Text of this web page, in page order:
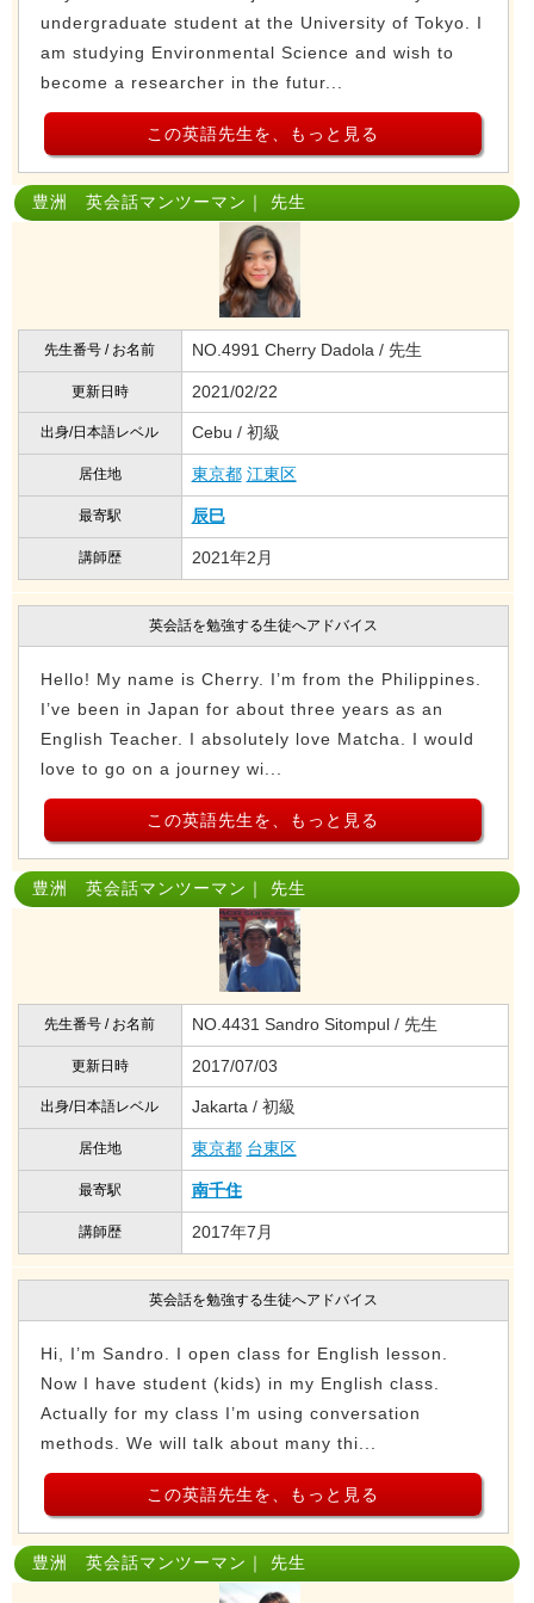
undergraduate student at the University of Tokyo. I
am studying Environmental Science and wish to
become a researcher in the futur...
この英語先生を、もっと見る
豊洲 英会話マンツーマン｜ 先生
先生番号 / お名前 NO.4991 Cherry Dadola / 先生
更新日時 2021/02/22
出身/日本語レベル Cebu / 初級
居住地 東京都 江東区
最寄駅 辰巳
講師歴 2021年2月
英会話を勉強する生徒へアドバイス
Hello! My name is Cherry. I’m from the Philippines.
I’ve been in Japan for about three years as an
English Teacher. I absolutely love Matcha. I would
love to go on a journey wi...
この英語先生を、もっと見る
豊洲 英会話マンツーマン｜ 先生
先生番号 / お名前 NO.4431 Sandro Sitompul / 先生
更新日時 2017/07/03
出身/日本語レベル Jakarta / 初級
居住地 東京都 台東区
最寄駅 南千住
講師歴 2017年7月
英会話を勉強する生徒へアドバイス
Hi, I’m Sandro. I open class for English lesson.
Now I have student (kids) in my English class.
Actually for my class I’m using conversation
methods. We will talk about many thi...
この英語先生を、もっと見る
豊洲 英会話マンツーマン｜ 先生